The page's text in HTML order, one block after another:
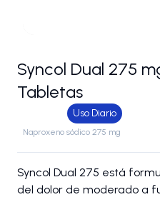
Syncol Dual 275
Tabletas
Uso Diario
Naproxeno sódico 275 mg
Syncol Dual 275 está
del dolor de moderado a